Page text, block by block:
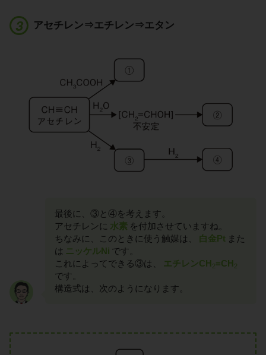
アセチレン⇒エチレン⇒エタン
最後に、③と④を考えます。
アセチレンに 水素 を付加させていますね。
ちなみに、このときに使う触媒は、
白金Pt また
は ニッケルNi です。
これによってできる③は、
エチレンCH2=CH2
です。
構造式は、次のようになります。